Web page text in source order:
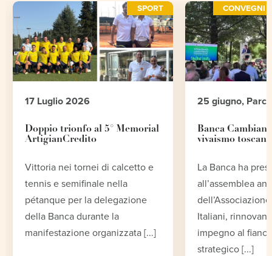
SPORT
17 Luglio 2026
Doppio trionfo al 5° Memorial
ArtigianCredito
Vittoria nei tornei di calcetto e
tennis e semifinale nella
pétanque per la delegazione
della Banca durante la
manifestazione organizzata [...]
CONVEGNI
25 giugno,
Banca
vivaismo toscano
La Banca ha
all’assemblea
Italiani,
impegno al
strategico [...]